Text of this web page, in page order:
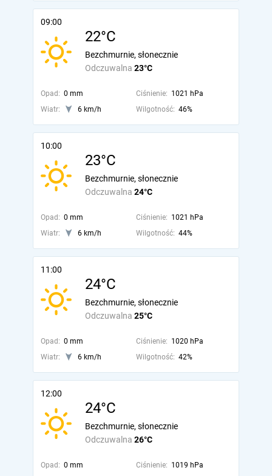
09:00
22°C
Odczuwalna 23°C
Bezchmurnie, słonecznie
Opad: 0 mm Ciśnienie: 1021 hPa
Wiatr:
6 km/h Wilgotność: 46%
10:00
23°C
Odczuwalna 24°C
Bezchmurnie, słonecznie
Opad: 0 mm Ciśnienie: 1021 hPa
Wiatr:
6 km/h Wilgotność: 44%
11:00
24°C
Odczuwalna 25°C
Bezchmurnie, słonecznie
Opad: 0 mm Ciśnienie: 1020 hPa
Wiatr:
6 km/h Wilgotność: 42%
12:00
24°C
Odczuwalna 26°C
Bezchmurnie, słonecznie
Opad: 0 mm Ciśnienie: 1019 hPa